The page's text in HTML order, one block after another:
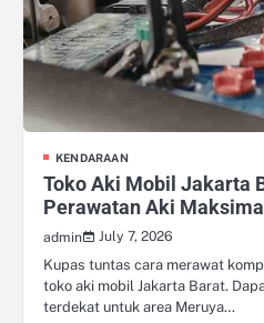
KENDARAAN
Toko Aki Mobil Jakarta
Perawatan Aki Maksimal
admin
July 7, 2026
Kupas tuntas cara merawat
toko aki mobil Jakarta Barat.
terdekat untuk area Meruya…